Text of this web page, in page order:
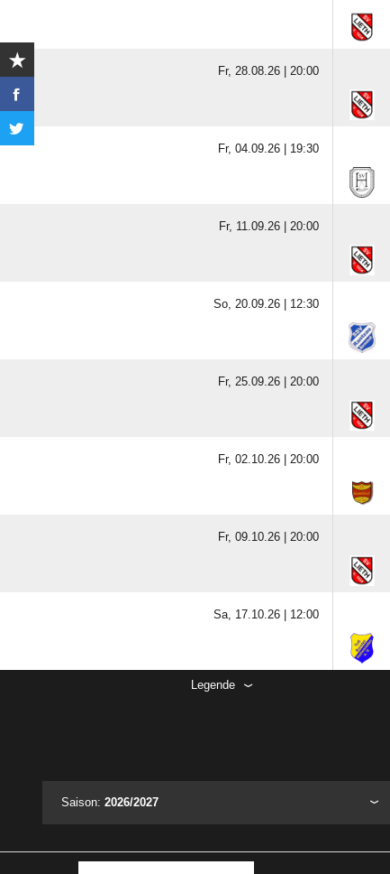
Fr, 28.08.26 | 20:00
Fr, 04.09.26 | 19:30
Fr, 11.09.26 | 20:00
So, 20.09.26 | 12:30
Fr, 25.09.26 | 20:00
Fr, 02.10.26 | 20:00
Fr, 09.10.26 | 20:00
Sa, 17.10.26 | 12:00
Legende
Saison: 2026/2027